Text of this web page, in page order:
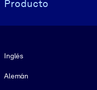
Producto
Inglés
Alemán